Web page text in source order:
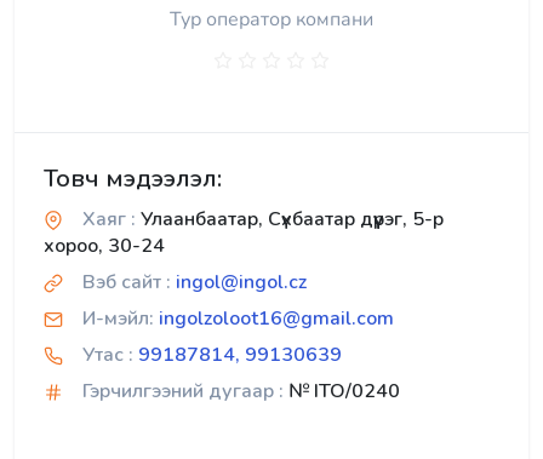
Тур оператор компани
Товч мэдээлэл:
Хаяг : Улаанбаатар, Сүхбаатар дүүрэг, 5-р
хороо, 30-24
Вэб сайт : ingol@ingol.cz
И-мэйл: ingolzoloot16@gmail.com
Утас : 99187814, 99130639
Гэрчилгээний дугаар : № ITO/0240